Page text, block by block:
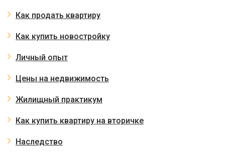
Как продать квартиру
Как купить новостройку
Личный опыт
Цены на недвижимость
Жилищный практикум
Как купить квартиру на вторичке
Наследство